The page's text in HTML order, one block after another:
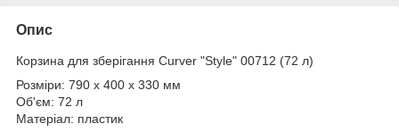
Опис
Корзина для зберігання Curver "Style" 00712 (72 л)
Розміри: 790 х 400 х 330 мм
Об'єм: 72 л
Матеріал: пластик